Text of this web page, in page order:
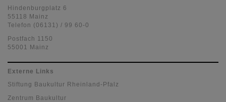
Hindenburgplatz 6
55118 Mainz
Telefon (06131) / 99 60-0
Postfach 1150
55001 Mainz
Externe Links
Stiftung Baukultur Rheinland-Pfalz
Zentrum Baukultur